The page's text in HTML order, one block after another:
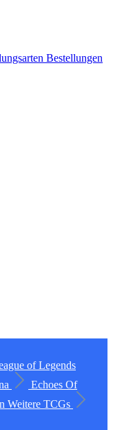
Bestellungen
of Legends
Echoes Of
Weitere TCGs